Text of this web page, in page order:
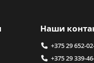
Наши
+375 29 652-
+375 29 339-